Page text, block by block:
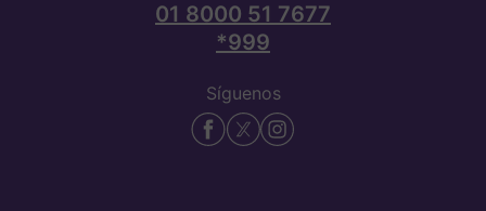
01 8000 51 7677
*999
Síguenos